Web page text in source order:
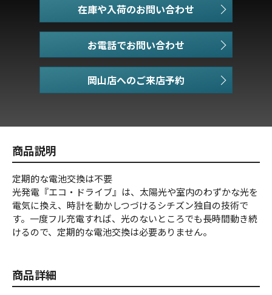
在庫や入荷のお問い合わせ
お電話でお問い合わせ
商品説明
定期的な電池交換は不要
光発電『エコ・ドライブ』は、太陽光や室内のわずかな光を
電気に換え、時計を動かしつづけるシチズン独自の技術で
す。一度フル充電すれば、光のないところでも長時間動き続
けるので、定期的な電池交換は必要ありません。
商品詳細